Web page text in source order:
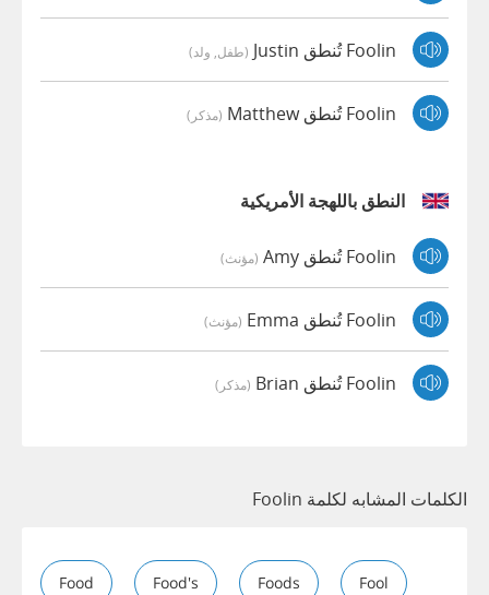
Foolin تُنطق Justin (طفل, ولد)
Foolin تُنطق Matthew (مذكر)
النطق باللهجة الأمريكية
Foolin تُنطق Amy (مؤنث)
Foolin تُنطق Emma (مؤنث)
Foolin تُنطق Brian (مذكر)
الكلمات المشابه لكلمة Foolin
Food Food's Foods Fool